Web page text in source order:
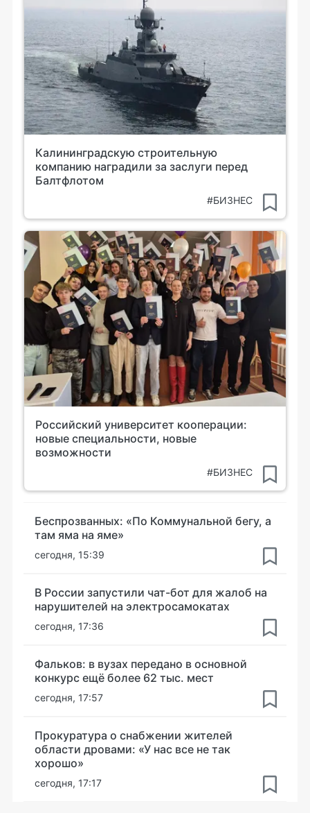
Калининградскую строительную
компанию наградили за заслуги перед
Балтфлотом
#БИЗНЕС
Российский университет кооперации:
новые специальности, новые
возможности
#БИЗНЕС
Беспрозванных: «По Коммунальной бегу, а
там яма на яме»
сегодня, 15:39
В России запустили чат-бот для жалоб на
нарушителей на электросамокатах
сегодня, 17:36
Фальков: в вузах передано в основной
конкурс ещё более 62 тыс. мест
сегодня, 17:57
Прокуратура о снабжении жителей
области дровами: «У нас все не так
хорошо»
сегодня, 17:17